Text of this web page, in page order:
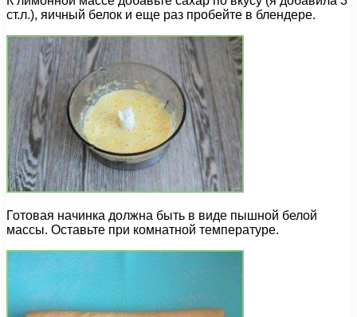
ст.л.), яичный белок и еще раз пробейте в блендере.
Готовая начинка должна быть в виде пышной белой
массы. Оставьте при комнатной температуре.